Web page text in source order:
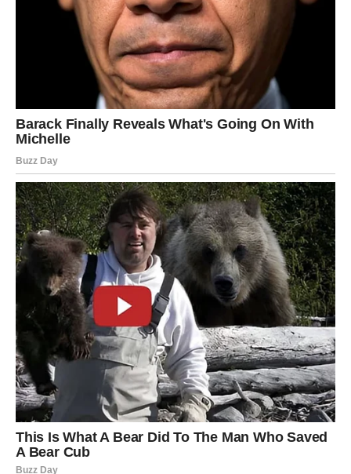
Možda priznanje ljubavi. Možda optužba. Možda pitanje
na koje ne možete da odgovorite bez da priznate ono što
ste pokušavali da sakrijete čak i od sebe.
I tu nastaje haos.
Blizanci će osetiti pritisak kakav dugo nisu. Jer više nema
prostora za izbegavanje. Više nema šale. Sve postaje
ozbiljno.
Oni koji budu iskreni prema sebi – mogu dobiti mnogo
više nego što su očekivali. Ova situacija može prerasti u
nešto stabilno, stvarno i dugoročno.
Ali oni koji pokušaju da pobegnu, da okrenu sve na humor
ili da izbegnu odgovornost – mogu izgubiti osobu koja im
je zapravo značila više nego što su bili spremni da
priznaju.
Ovo je test. Test zrelosti. Test iskrenosti. Test hrabrosti.
I rezultat će odrediti pravac vašeg emotivnog života u
narednom periodu.